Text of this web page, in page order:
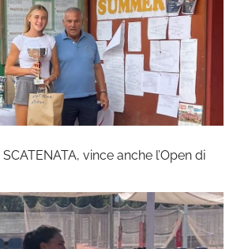
vince anche l’Open di